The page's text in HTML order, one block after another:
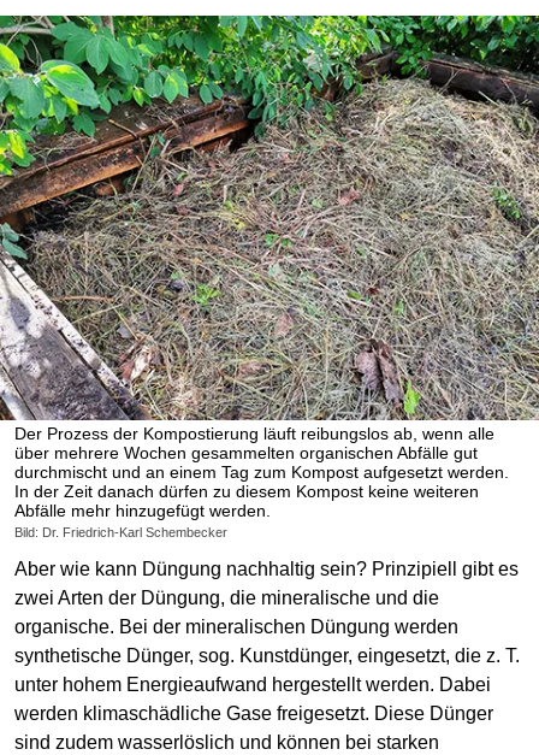
Der Prozess der Kompostierung läuft reibungslos ab, wenn alle
über mehrere Wochen gesammelten organischen Abfälle gut
durchmischt und an einem Tag zum Kompost aufgesetzt werden.
In der Zeit danach dürfen zu diesem Kompost keine weiteren
Abfälle mehr hinzugefügt werden.
Bild: Dr. Friedrich-Karl Schembecker
Aber wie kann Düngung nachhaltig sein? Prinzipiell gibt es
zwei Arten der Düngung, die mineralische und die
organische. Bei der mineralischen Düngung werden
synthetische Dünger, sog. Kunstdünger, eingesetzt, die z. T.
unter hohem Energieaufwand hergestellt werden. Dabei
werden klimaschädliche Gase freigesetzt. Diese Dünger
sind zudem wasserlöslich und können bei starken